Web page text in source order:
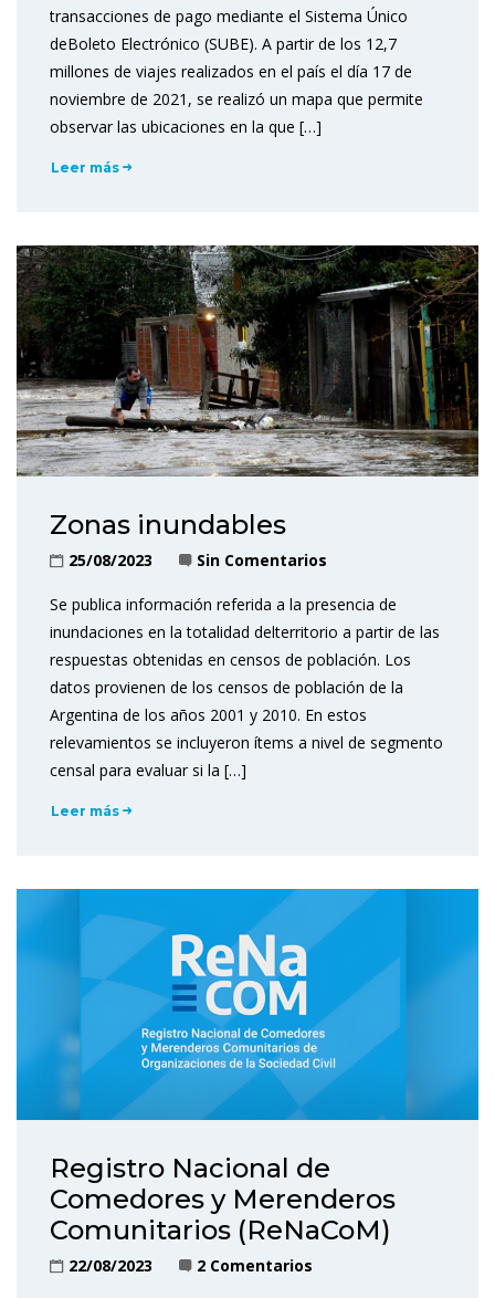
transacciones de pago mediante el Sistema Único
deBoleto Electrónico (SUBE). A partir de los 12,7
millones de viajes realizados en el país el día 17 de
noviembre de 2021, se realizó un mapa que permite
observar las ubicaciones en la que […]
Leer más
Zonas inundables
25/08/2023 Sin Comentarios
Se publica información referida a la presencia de
inundaciones en la totalidad delterritorio a partir de las
respuestas obtenidas en censos de población. Los
datos provienen de los censos de población de la
Argentina de los años 2001 y 2010. En estos
relevamientos se incluyeron ítems a nivel de segmento
censal para evaluar si la […]
Leer más
Registro Nacional de
Comedores y Merenderos
Comunitarios (ReNaCoM)
22/08/2023 2 Comentarios